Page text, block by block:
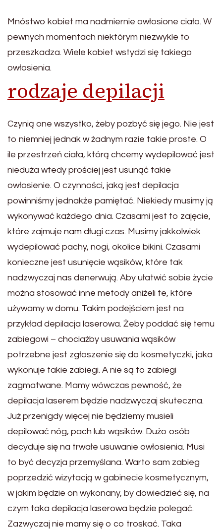
Mnóstwo kobiet ma nadmiernie owłosione ciało. W
pewnych momentach niektórym niezwykle to
przeszkadza. Wiele kobiet wstydzi się takiego
owłosienia.
rodzaje depilacji
Czynią one wszystko, żeby pozbyć się jego. Nie jest
to niemniej jednak w żadnym razie takie proste. O
ile przestrzeń ciała, którą chcemy wydepilować jest
nieduża wtedy prościej jest usunąć takie
owłosienie. O czynności, jaką jest depilacja
powinniśmy jednakże pamiętać. Niekiedy musimy ją
wykonywać każdego dnia. Czasami jest to zajęcie,
które zajmuje nam długi czas. Musimy jakkolwiek
wydepilować pachy, nogi, okolice bikini. Czasami
konieczne jest usunięcie wąsików, które tak
nadzwyczaj nas denerwują. Aby ułatwić sobie życie
można stosować inne metody aniżeli te, które
używamy w domu. Takim podejściem jest na
przykład depilacja laserowa. Żeby poddać się temu
zabiegowi – chociażby usuwania wąsików
potrzebne jest zgłoszenie się do kosmetyczki, jaka
wykonuje takie zabiegi. A nie są to zabiegi
zagmatwane. Mamy wówczas pewność, że
depilacja laserem będzie nadzwyczaj skuteczna.
Już przenigdy więcej nie będziemy musieli
depilować nóg, pach lub wąsików. Dużo osób
decyduje się na trwałe usuwanie owłosienia. Musi
to być decyzja przemyślana. Warto sam zabieg
poprzedzić wizytacją w gabinecie kosmetycznym,
w jakim będzie on wykonany, by dowiedzieć się, na
czym taka depilacja laserowa będzie polegać.
Zazwyczaj nie mamy się o co troskać. Taka